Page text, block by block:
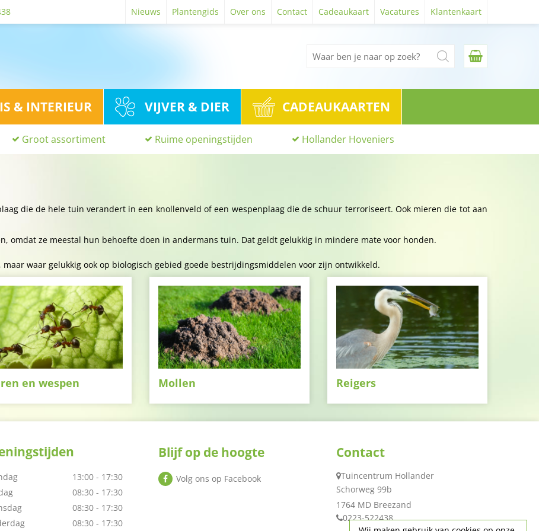
Nieuws Plantengids Over ons Contact Cadeaukaart Vacatures Klantenkaart
& INTERIEUR VIJVER & DIER CADEAUKAARTEN
Groot assortiment Ruime openingstijden Hollander Hoveniers
die de hele tuin verandert in een knollenveld of een wespenplaag die de schuur terroriseert. Ook mieren die tot aan
omdat ze meestal hun behoefte doen in andermans tuin. Dat geldt gelukkig in mindere mate voor honden.
waar gelukkig ook op biologisch gebied goede bestrijdingsmiddelen voor zijn ontwikkeld.
en wespen Mollen Reigers
13:00 - 17:30
08:30 - 17:30
08:30 - 17:30
08:30 - 17:30
Blijf op de hoogte
Volg ons op Facebook
Contact
Tuincentrum Hollander
Schorweg 99b
1764 MD Breezand
0223-522438